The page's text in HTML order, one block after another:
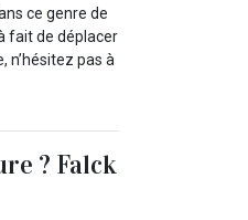
ce genre de
fait de déplacer
n’hésitez pas à
? Falck